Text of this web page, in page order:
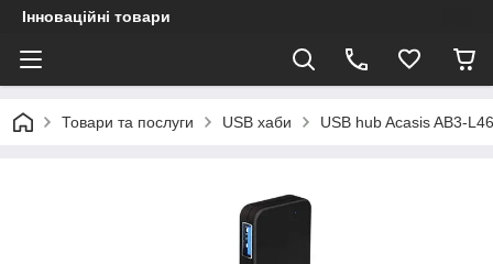
Інноваційні товари
Товари та послуги USB хаби USB hub Acasis AB3-